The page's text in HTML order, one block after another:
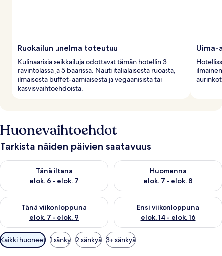
Ruokailun unelma toteutuu
Kulinaarisia seikkailuja odottavat tämän hotellin 3
ravintolassa ja 5 baarissa. Nauti italialaisesta ruoasta,
ilmaisesta buffet-aamiaisesta ja vegaanisista tai
kasvisvaihtoehdoista.
Uima-
Huonevaihtoehdot
Tarkista näiden päivien saatavuus
Tänä iltana
elok. 6 - elok. 7
Tarkista tämän illan saatavuus elok. 6 - elok. 7
Huomenna
elok. 7 - elok. 8
Tarkista huomisen saatavuus
Tänä viikonloppuna
elok. 7 - elok. 9
Tarkista tämän viikonlopun saatavuus elok. 7 - elok. 9
Ensi viikonloppuna
elok. 14 - elok. 16
Tarkista ensi viikonlopun
Huoneille
saatavilla
Kaikki huoneet 1 sänky 2 sänkyä 3+ sänkyä